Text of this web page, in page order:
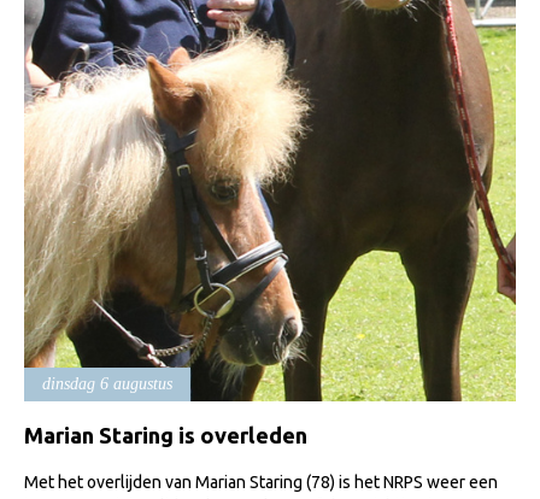
Import registratie
Veulenregistratie
I&R Registratie
Informatie overschrijven paspoort
Formulier overschrijven op naam
Animal Health Regulation
Gids voor Goede Praktijken
Marktplaats
Tarievenlijst
Veel gestelde vragen
Webshop
Evenementen
dinsdag 6 augustus
Marian Staring is overleden
Met het overlijden van Marian Staring (78) is het NRPS weer een